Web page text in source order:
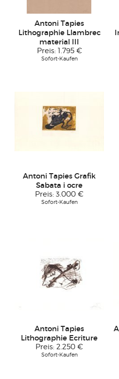
Antoni Tapies
Lithographie Llambrec
material III
Preis: 1.795 €
Sofort-Kaufen
Antoni Tapies Grafik
Sabata i ocre
Preis: 3.000 €
Sofort-Kaufen
Antoni Tapies
Lithographie Ecriture
Preis: 2.250 €
Sofort-Kaufen